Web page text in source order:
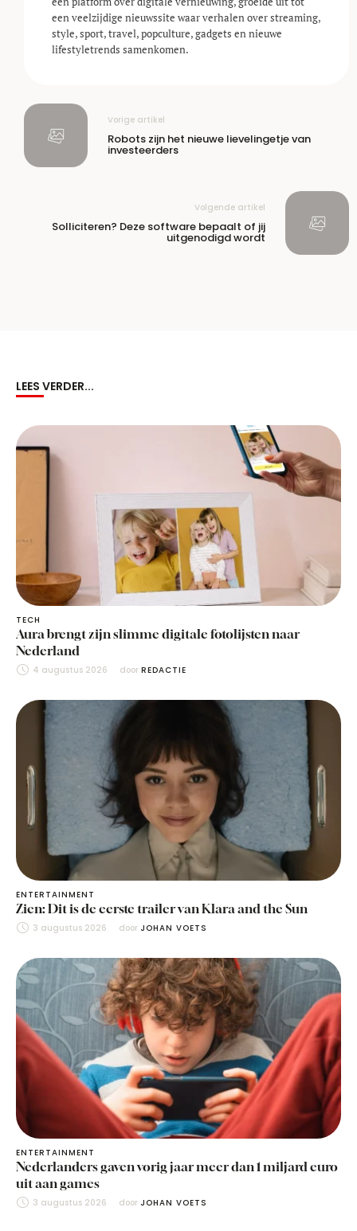
een veelzijdige nieuwssite waar verhalen over streaming,
style, sport, travel, popculture, gadgets en nieuwe
lifestyle­trends samenkomen.
Vorige artikel
Robots zijn het nieuwe lievelingetje van
investeerders
Volgende artikel
Solliciteren? Deze software bepaalt of jij
uitgenodigd wordt
LEES VERDER...
TECH
Aura brengt zijn slimme digitale fotolijsten naar
Nederland
4 augustus 2026 door REDACTIE
ENTERTAINMENT
Zien: Dit is de eerste trailer van Klara and the Sun
3 augustus 2026 door JOHAN VOETS
ENTERTAINMENT
Nederlanders gaven vorig jaar meer dan 1 miljard euro
uit aan games
3 augustus 2026 door JOHAN VOETS